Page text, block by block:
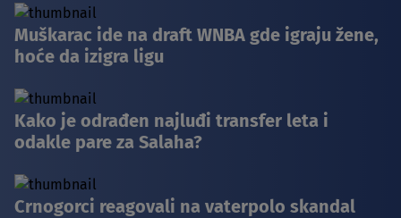
Muškarac ide na draft WNBA gde igraju žene,
hoće da izigra ligu
Kako je odrađen najluđi transfer leta i
odakle pare za Salaha?
Crnogorci reagovali na vaterpolo skandal